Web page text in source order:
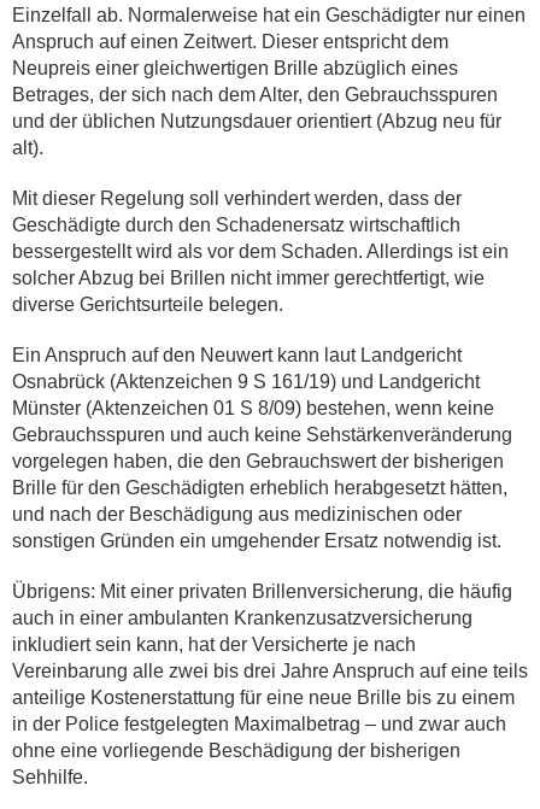
Einzelfall ab. Normalerweise hat ein Geschädigter nur einen
Anspruch auf einen Zeitwert. Dieser entspricht dem
Neupreis einer gleichwertigen Brille abzüglich eines
Betrages, der sich nach dem Alter, den Gebrauchsspuren
und der üblichen Nutzungsdauer orientiert (Abzug neu für
alt).
Mit dieser Regelung soll verhindert werden, dass der
Geschädigte durch den Schadenersatz wirtschaftlich
bessergestellt wird als vor dem Schaden. Allerdings ist ein
solcher Abzug bei Brillen nicht immer gerechtfertigt, wie
diverse Gerichtsurteile belegen.
Ein Anspruch auf den Neuwert kann laut Landgericht
Osnabrück (Aktenzeichen 9 S 161/19) und Landgericht
Münster (Aktenzeichen 01 S 8/09) bestehen, wenn keine
Gebrauchsspuren und auch keine Sehstärkenveränderung
vorgelegen haben, die den Gebrauchswert der bisherigen
Brille für den Geschädigten erheblich herabgesetzt hätten,
und nach der Beschädigung aus medizinischen oder
sonstigen Gründen ein umgehender Ersatz notwendig ist.
Übrigens: Mit einer privaten Brillenversicherung, die häufig
auch in einer ambulanten Krankenzusatzversicherung
inkludiert sein kann, hat der Versicherte je nach
Vereinbarung alle zwei bis drei Jahre Anspruch auf eine teils
anteilige Kostenerstattung für eine neue Brille bis zu einem
in der Police festgelegten Maximalbetrag – und zwar auch
ohne eine vorliegende Beschädigung der bisherigen
Sehhilfe.